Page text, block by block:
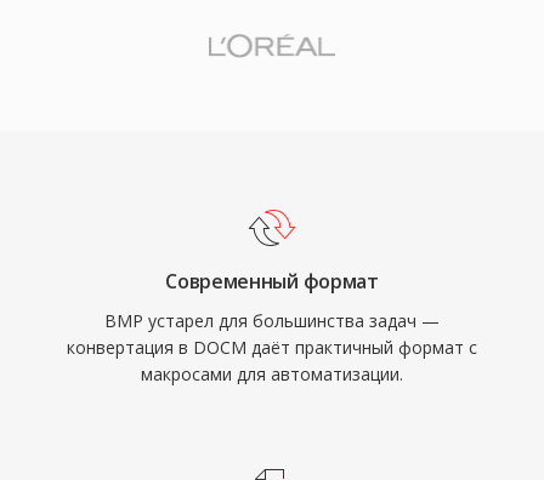
Современный формат
BMP устарел для большинства задач —
конвертация в DOCM даёт практичный формат с
макросами для автоматизации.